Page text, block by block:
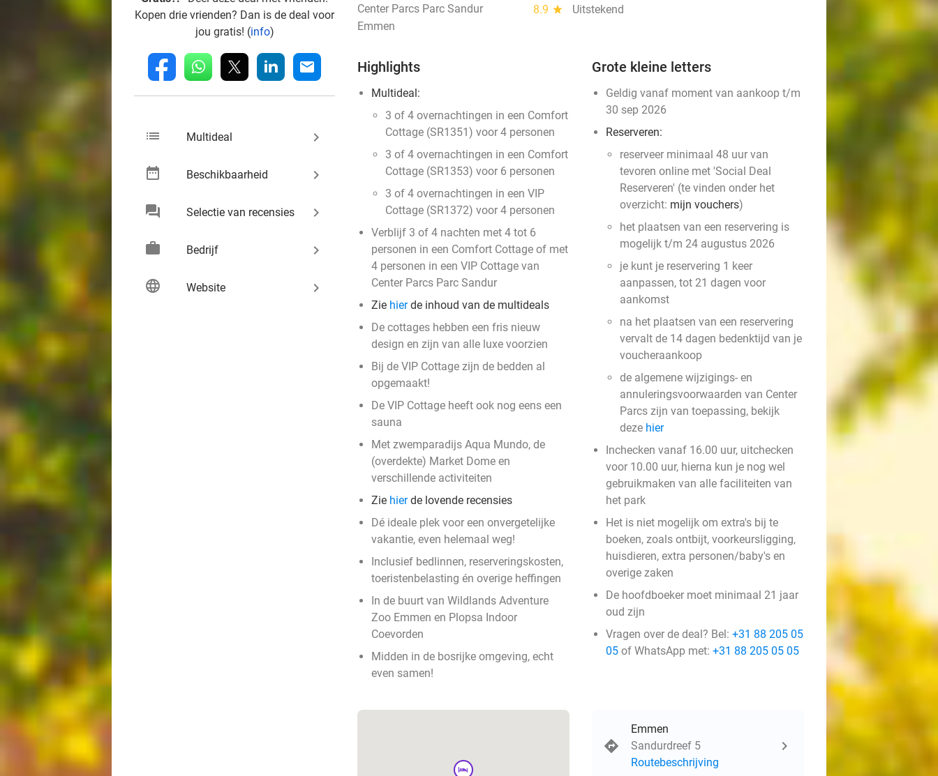
Kopen drie vrienden? Dan is de deal voor
jou gratis! (info)
fb whatsapp linkedin mail
list Multideal keyboard_arrow_right
date_range Beschikbaarheid keyboard_arrow_right
chat Selectie van recensies keyboard_arrow_right
work Bedrijf keyboard_arrow_right
language Website keyboard_arrow_right
Center Parcs Parc Sandur 8.9 star
Uitstekend
Emmen
Highlights
Multideal:
3 of 4 overnachtingen in een Comfort
Cottage (SR1351) voor 4 personen
3 of 4 overnachtingen in een Comfort
Cottage (SR1353) voor 6 personen
3 of 4 overnachtingen in een VIP
Cottage (SR1372) voor 4 personen
Verblijf 3 of 4 nachten met 4 tot 6
personen in een Comfort Cottage of met
4 personen in een VIP Cottage van
Center Parcs Parc Sandur
Zie hierde inhoud van de multideals
De cottages hebben een fris nieuw
design en zijn van alle luxe voorzien
Bij de VIP Cottage zijn de bedden al
opgemaakt!
De VIP Cottage heeft ook nog eens een
sauna
Met zwemparadijs Aqua Mundo, de
(overdekte) Market Dome en
verschillende activiteiten
Zie hierde lovende recensies
Dé ideale plek voor een onvergetelijke
vakantie, even helemaal weg!
Inclusief bedlinnen, reserveringskosten,
toeristenbelasting én overige heffingen
In de buurt van Wildlands Adventure
Zoo Emmen en Plopsa Indoor
Coevorden
Midden in de bosrijke omgeving, echt
even samen!
Grote kleine letters
Geldig vanaf moment van aankoop t/m
30 sep 2026
Reserveren:
reserveer minimaal 48 uur van
tevoren online met 'Social Deal
Reserveren' (te vinden onder het
overzicht: mijn vouchers)
het plaatsen van een reservering is
mogelijk t/m 24 augustus 2026
je kunt je reservering 1 keer
aanpassen, tot 21 dagen voor
aankomst
na het plaatsen van een reservering
vervalt de 14 dagen bedenktijd van je
voucheraankoop
de algemene wijzigings- en
annuleringsvoorwaarden van Center
Parcs zijn van toepassing, bekijk
deze hier
Inchecken vanaf 16.00 uur, uitchecken
voor 10.00 uur, hierna kun je nog wel
gebruikmaken van alle faciliteiten van
het park
Het is niet mogelijk om extra's bij te
boeken, zoals ontbijt, voorkeursligging,
huisdieren, extra personen/baby's en
overige zaken
De hoofdboeker moet minimaal 21 jaar
oud zijn
Vragen over de deal? Bel: +31 88 205 05
05 of WhatsApp met: +31 88 205 05 05
hotel
Emmen
Sandurdreef 5
Routebeschrijving